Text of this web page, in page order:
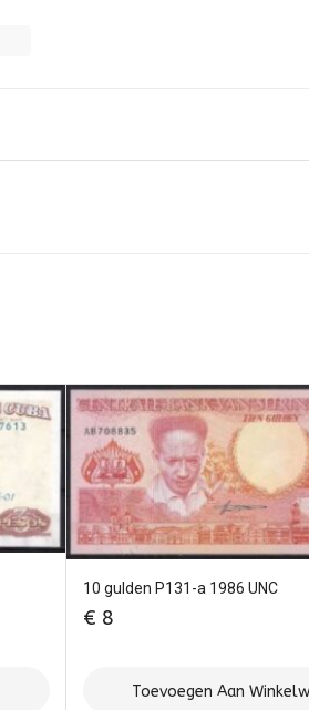
10 gulden P131-a 1986 UNC
€ 8
Toevoegen Aan